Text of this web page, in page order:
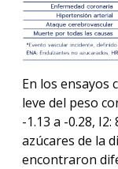
En los ensayos
leve del peso
-1.13 a -0.28,
azúcares de la
encontraron